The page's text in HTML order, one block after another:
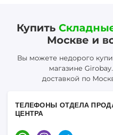
Купить
Москве и
Вы можете недорого
магазине
доставкой по
ТЕЛЕФОНЫ ОТДЕЛА
ЦЕНТРА